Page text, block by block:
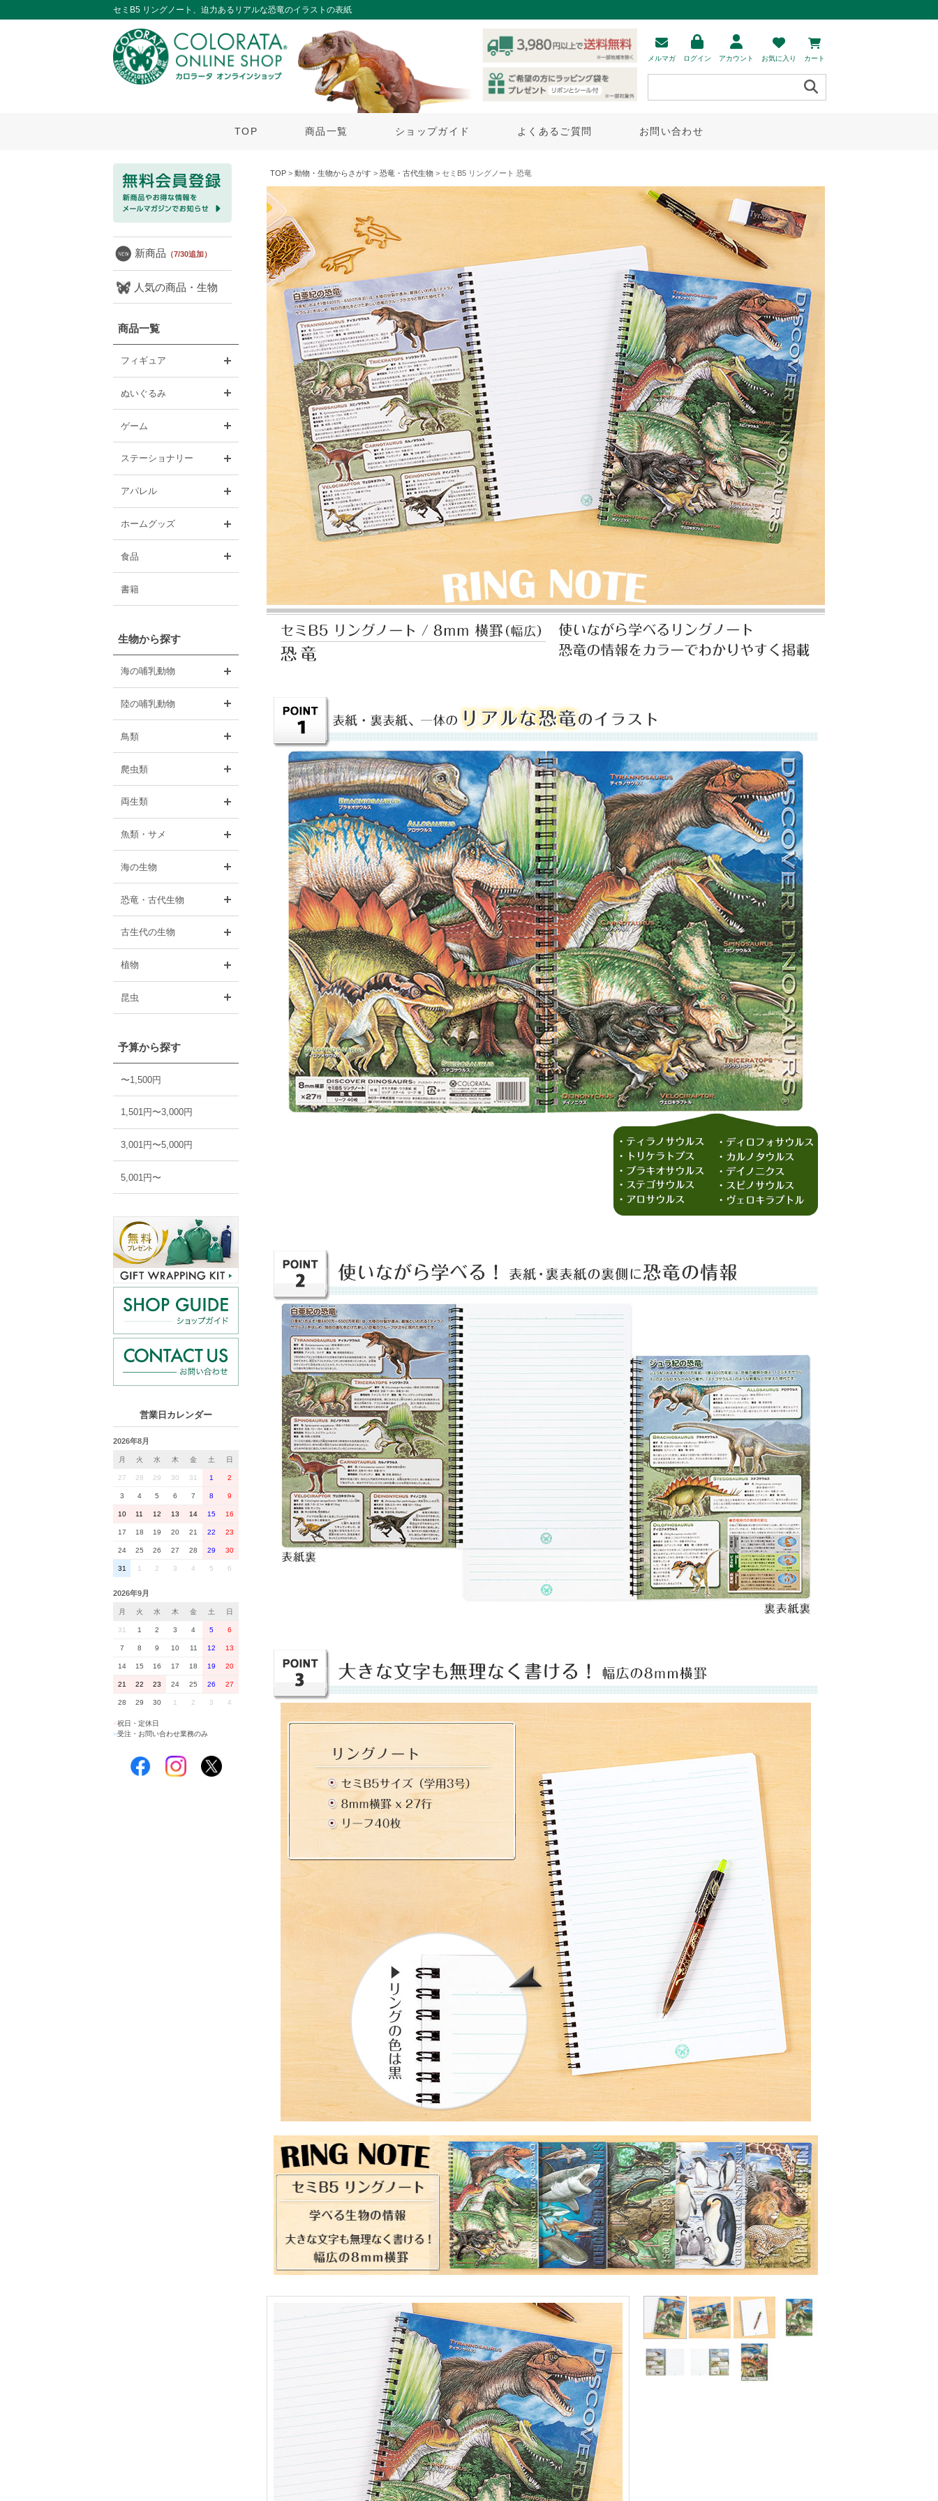
セミB5 リングノート、迫力あるリアルな恐竜のイラストの表紙
メルマガ ログイン アカウント お気に入り カート
TOP 商品一覧 ショップガイド よくあるご質問 お問い合わせ
新商品 （7/30追加）
人気の商品・生物
商品一覧
フィギュア
ぬいぐるみ
ゲーム
ステーショナリー
アパレル
ホームグッズ
食品
書籍
生物から探す
海の哺乳動物
陸の哺乳動物
鳥類
爬虫類
両生類
魚類・サメ
海の生物
恐竜・古代生物
古生代の生物
植物
昆虫
予算から探す
〜1,500円
1,501円〜3,000円
3,001円〜5,000円
5,001円〜
営業日カレンダー
2026年8月
月 火 水 木 金 土 日
27 28 29 30 31 1 2
3 4 5 6 7 8 9
10 11 12 13 14 15 16
17 18 19 20 21 22 23
24 25 26 27 28 29 30
31 1 2 3 4 5 6
2026年9月
月 火 水 木 金 土 日
31 1 2 3 4 5 6
7 8 9 10 11 12 13
14 15 16 17 18 19 20
21 22 23 24 25 26 27
28 29 30 1 2 3 4
祝日・定休日
■受注・お問い合わせ業務のみ
TOP > 動物・生物からさがす > 恐竜・古代生物 > セミB5 リングノート 恐竜